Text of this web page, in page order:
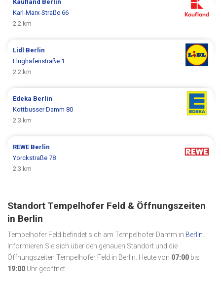
Kaufland Berlin
Karl-Marx-Straße 66
2.2 km
Lidl Berlin
Flughafenstraße 1
2.2 km
Edeka Berlin
Kottbusser Damm 80
2.3 km
REWE Berlin
Yorckstraße 78
2.3 km
Standort Tempelhofer Feld & Öffnungszeiten
in Berlin
Tempelhofer Feld befindet sich am Tempelhofer Damm in Berlin.
Informieren Sie sich über den genauen Standort und die
Öffnungszeiten Tempelhofer Feld in Berlin. Heute von 07:00 bis
19:00 Uhr geöffnet.